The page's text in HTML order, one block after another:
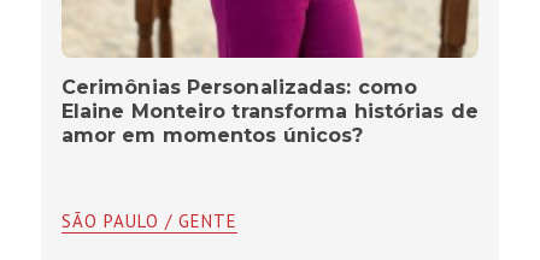
Cerimônias Personalizadas: como
Elaine Monteiro transforma histórias de
amor em momentos únicos?
SÃO PAULO / GENTE